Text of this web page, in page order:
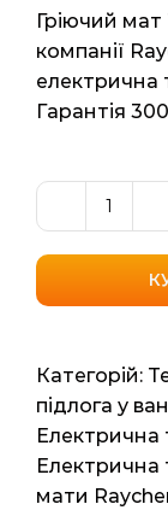
Гріючий мат
компанії
електрична
Гарантія
мат
1м2
2мп
160
ват
Категорій:
підлога у
Електрична
Електрична
мати